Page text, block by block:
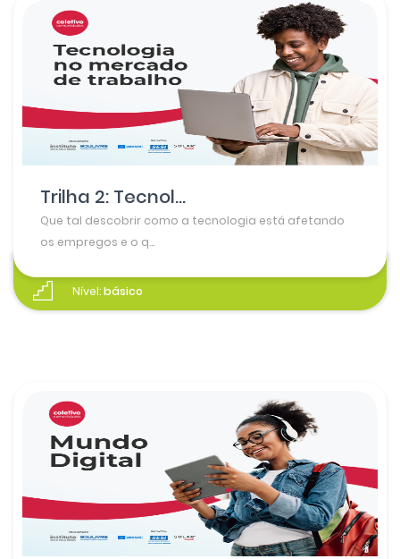
Trilha 2: Tecnol...
Que tal descobrir como a tecnologia está afetando
os empregos e o q...
Nível:básico